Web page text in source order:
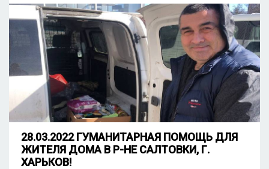
28.03.2022 ГУМАНИТАРНАЯ ПОМОЩЬ ДЛЯ
ЖИТЕЛЯ ДОМА В Р-НЕ САЛТОВКИ, Г.
ХАРЬКОВ!